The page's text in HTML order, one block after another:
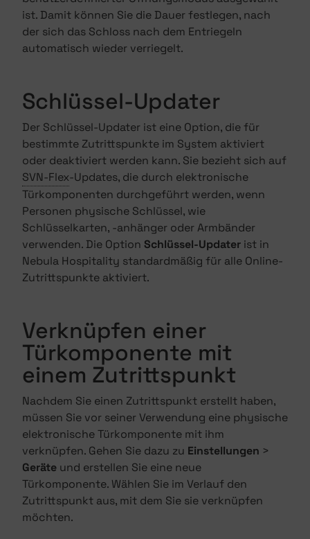
ist. Damit können Sie die Dauer festlegen, nach
der sich das Schloss nach dem Entriegeln
automatisch wieder verriegelt.
Schlüssel-Updater
Der Schlüssel-Updater ist eine Option, die für
bestimmte Zutrittspunkte im System aktiviert
oder deaktiviert werden kann. Sie bezieht sich auf
SVN-Flex-Updates, die durch elektronische
Türkomponenten durchgeführt werden, wenn
Personen physische Schlüssel, wie
Schlüsselkarten, -anhänger oder Armbänder
verwenden. Die Option Schlüssel-Updater ist in
Nebula Hospitality standardmäßig für alle Online-
Zutrittspunkte aktiviert.
Verknüpfen einer
Türkomponente mit
einem Zutrittspunkt
Nachdem Sie einen Zutrittspunkt erstellt haben,
müssen Sie vor seiner Verwendung eine physische
elektronische Türkomponente mit ihm
verknüpfen. Gehen Sie dazu zu Einstellungen >
Geräte und erstellen Sie eine neue
Türkomponente. Wählen Sie im Verlauf den
Zutrittspunkt aus, mit dem Sie sie verknüpfen
möchten.